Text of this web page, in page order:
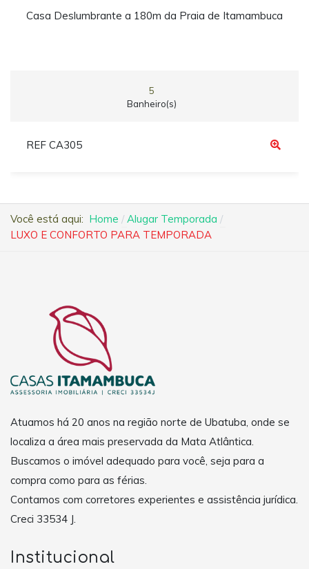
Casa Deslumbrante a 180m da Praia de Itamambuca
5
Banheiro(s)
REF CA305
Você está aqui: Home
Alugar Temporada
LUXO E CONFORTO PARA TEMPORADA
Atuamos há 20 anos na região norte de Ubatuba, onde se
localiza a área mais preservada da Mata Atlântica.
Buscamos o imóvel adequado para você, seja para a
compra como para as férias.
Contamos com corretores experientes e assistência jurídica.
Creci 33534 J.
Institucional